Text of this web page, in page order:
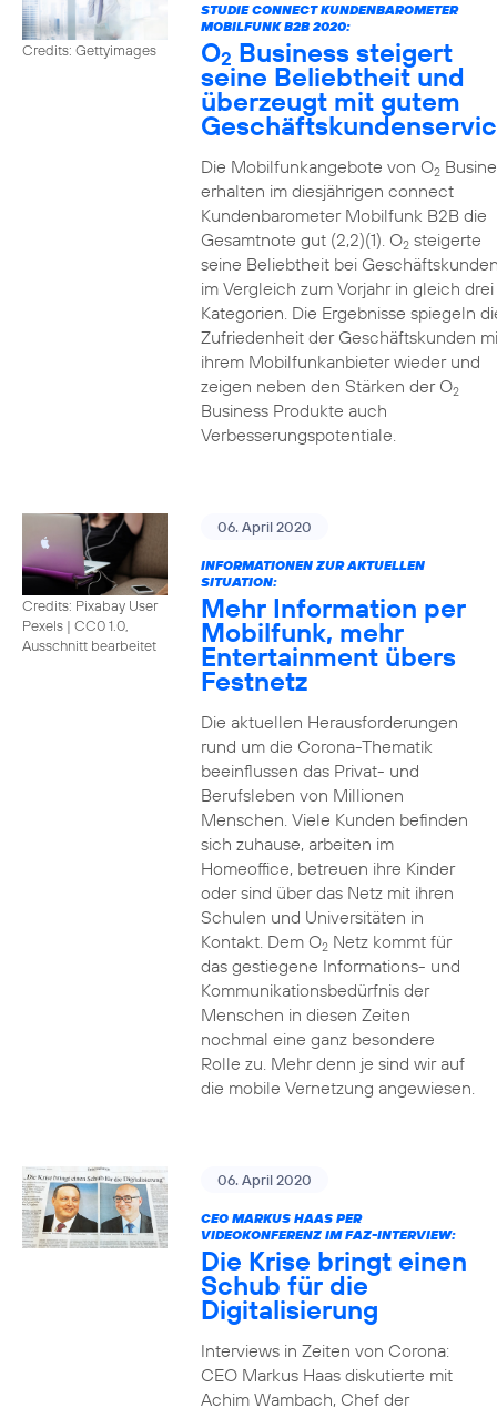
Credits: Gettyimages
STUDIE CONNECT KUNDENBAROMETER
MOBILFUNK B2B 2020:
O2 Business steigert
seine Beliebtheit und
überzeugt mit gutem
Die Mobilfunkangebote von O2
erhalten im diesjährigen connect
Kundenbarometer Mobilfunk B2B die
Gesamtnote gut (2,2)(1). O2steigerte
seine Beliebtheit bei
im Vergleich zum Vorjahr in gleich drei
Kategorien. Die Ergebnisse spiegeln
Zufriedenheit der Geschäftskunden
ihrem Mobilfunkanbieter wieder und
zeigen neben den Stärken der O2
Business Produkte auch
Verbesserungspotentiale.
Credits: Pixabay User
Pexels | CC0 1.0,
Ausschnitt bearbeitet
06. April 2020
INFORMATIONEN ZUR AKTUELLEN
SITUATION:
Mehr Information per
Mobilfunk, mehr
Entertainment übers
Festnetz
Die aktuellen Herausforderungen
rund um die Corona-Thematik
beeinflussen das Privat- und
Berufsleben von Millionen
Menschen. Viele Kunden befinden
sich zuhause, arbeiten im
Homeoffice, betreuen ihre Kinder
oder sind über das Netz mit ihren
Schulen und Universitäten in
Kontakt. Dem O2Netz kommt für
das gestiegene Informations- und
Kommuni­ka­tions­bedürfnis­ der
Menschen in diesen Zeiten
nochmal eine ganz besondere
Rolle zu. Mehr denn je sind wir auf
die mobile Vernetzung angewiesen.
06. April 2020
CEO MARKUS HAAS PER
VIDEOKONFERENZ IM FAZ-INTERVIEW:
Die Krise bringt einen
Schub für die
Digitalisierung
Interviews in Zeiten von Corona:
CEO Markus Haas diskutierte mit
Achim Wambach, Chef der